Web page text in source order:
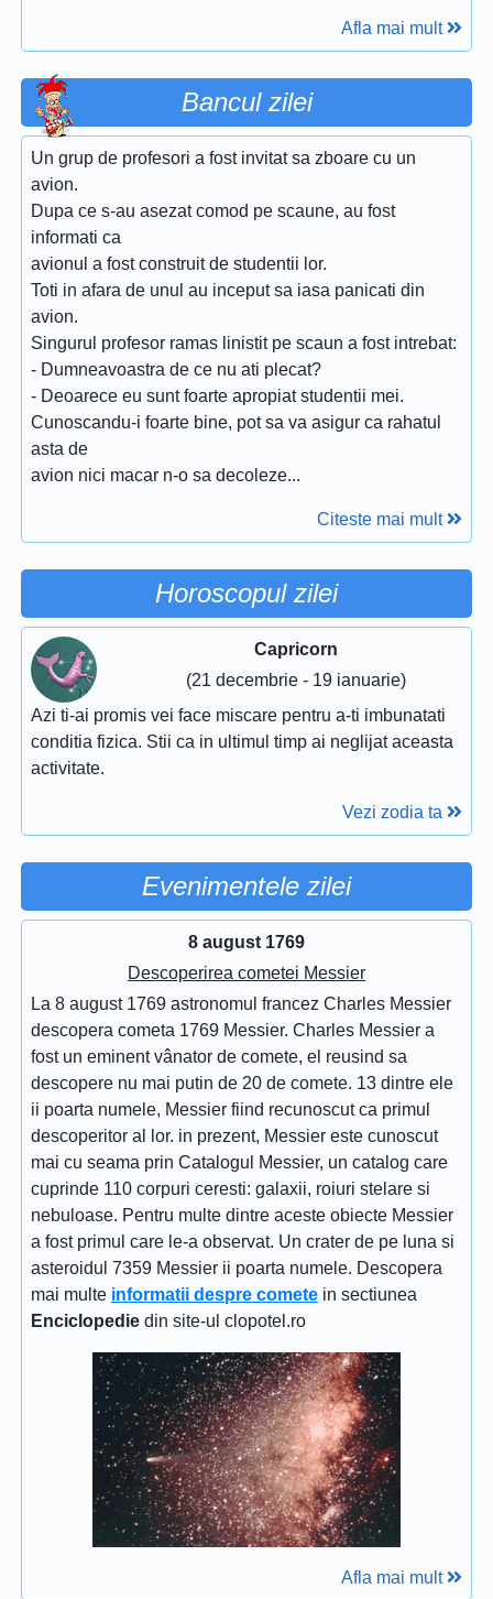
Afla mai mult
Bancul zilei
Un grup de profesori a fost invitat sa zboare cu un
avion.
Dupa ce s-au asezat comod pe scaune, au fost
informati ca
avionul a fost construit de studentii lor.
Toti in afara de unul au inceput sa iasa panicati din
avion.
Singurul profesor ramas linistit pe scaun a fost intrebat:
- Dumneavoastra de ce nu ati plecat?
- Deoarece eu sunt foarte apropiat studentii mei.
Cunoscandu-i foarte bine, pot sa va asigur ca rahatul
asta de
avion nici macar n-o sa decoleze...
Citeste mai mult
Horoscopul zilei
Capricorn
(21 decembrie - 19 ianuarie)
Azi ti-ai promis vei face miscare pentru a-ti imbunatati
conditia fizica. Stii ca in ultimul timp ai neglijat aceasta
activitate.
Vezi zodia ta
Evenimentele zilei
8 august 1769
Descoperirea cometei Messier
La 8 august 1769 astronomul francez Charles Messier
descopera cometa 1769 Messier. Charles Messier a
fost un eminent vânator de comete, el reusind sa
descopere nu mai putin de 20 de comete. 13 dintre ele
ii poarta numele, Messier fiind recunoscut ca primul
descoperitor al lor. in prezent, Messier este cunoscut
mai cu seama prin Catalogul Messier, un catalog care
cuprinde 110 corpuri ceresti: galaxii, roiuri stelare si
nebuloase. Pentru multe dintre aceste obiecte Messier
a fost primul care le-a observat. Un crater de pe luna si
asteroidul 7359 Messier ii poarta numele. Descopera
mai multe informatii despre comete in sectiunea
Enciclopedie din site-ul clopotel.ro
Afla mai mult